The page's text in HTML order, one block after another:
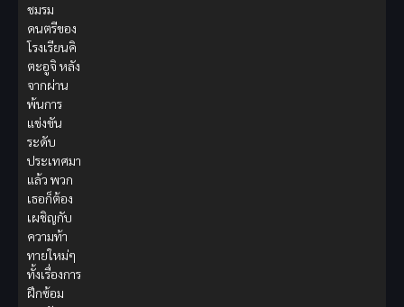
ชมรม
ดนตรีของ
โรงเรียนคิ
ตะอูจิ หลัง
จากผ่าน
พ้นการ
แข่งขัน
ระดับ
ประเทศมา
แล้ว พวก
เธอก็ต้อง
เผชิญกับ
ความท้า
ทายใหม่ๆ
ทั้งเรื่องการ
ฝึกซ้อม